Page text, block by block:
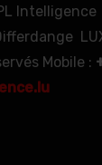
Intelligence
Mobile :